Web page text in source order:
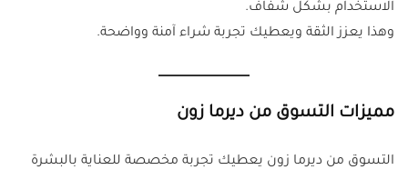
الاستخدام بشكل شفاف.
وهذا يعزز الثقة ويعطيك تجربة شراء آمنة وواضحة.
مميزات التسوق من ديرما زون
التسوق من ديرما زون يعطيك تجربة مخصصة للعناية بالبشرة